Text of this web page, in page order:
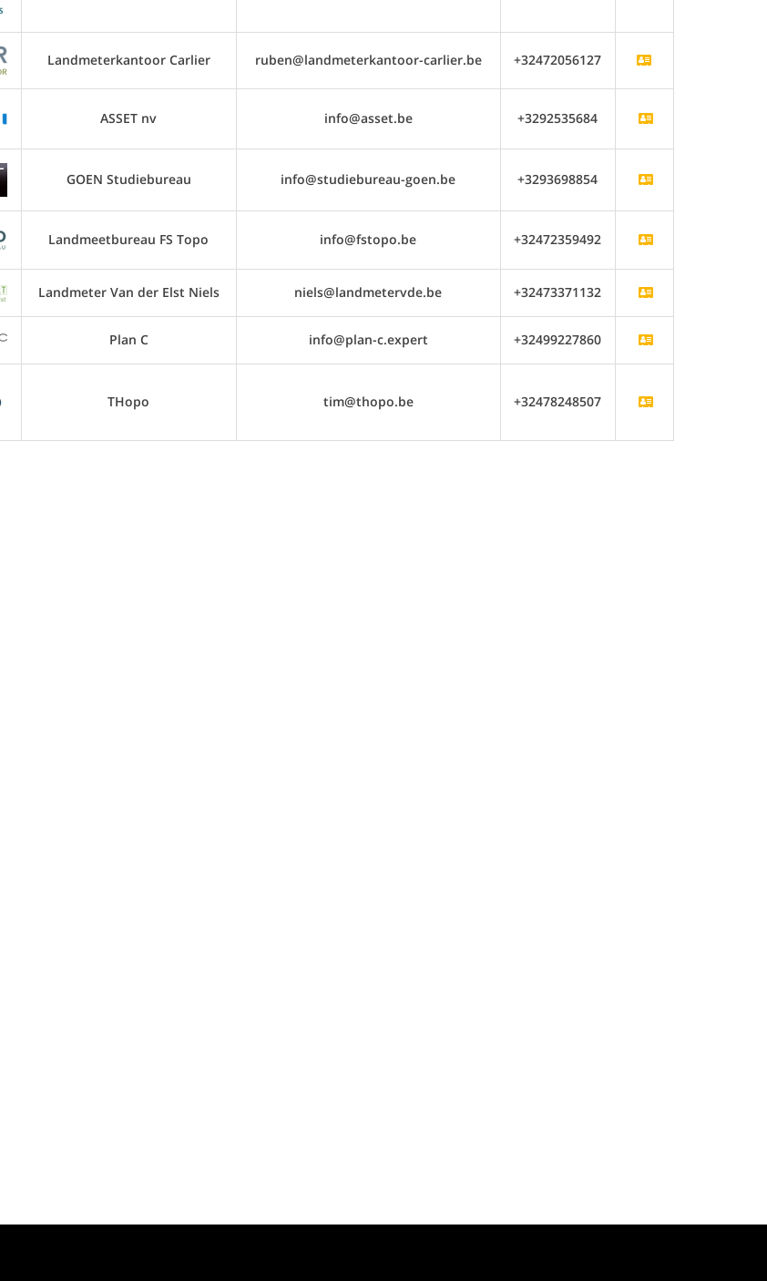
Landmeterkantoor Carlier ruben@landmeterkantoor-carlier.be +32472056127
ASSET nv info@asset.be +3292535684
GOEN Studiebureau info@studiebureau-goen.be +3293698854
Landmeetbureau FS Topo info@fstopo.be +32472359492
Landmeter Van der Elst Niels niels@landmetervde.be +32473371132
Plan C info@plan-c.expert +32499227860
THopo tim@thopo.be +32478248507